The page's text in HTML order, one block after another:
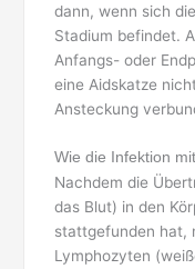
dann, wenn sich
Stadium befindet.
Anfangs- oder
eine Aidskatze
Ansteckung
Wie die Infektion
Nachdem die
das Blut) in den
stattgefunden hat,
Lymphozyten